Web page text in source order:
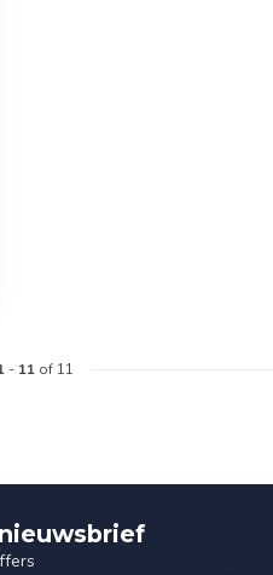
- 11of 11